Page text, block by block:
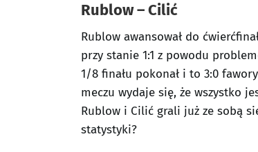
Rublow – Cilić
Rublow awansował do
przy stanie 1:1 z powodu
1/8 finału pokonał i to 3:0
meczu wydaje się, że wszystko
Rublow i Cilić grali już ze sobą
statystyki?